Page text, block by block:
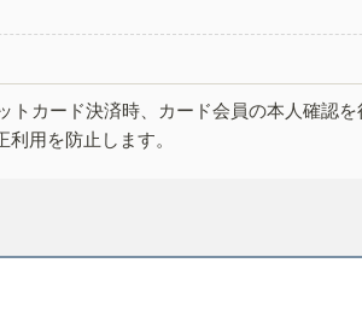
カード決済時、カード会員の本人確認
用を防止します。